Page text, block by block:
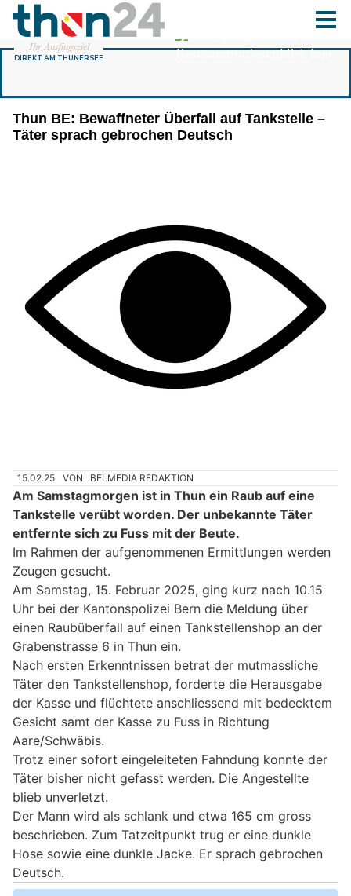
Thun BE: Bewaffneter Überfall auf Tankstelle –
Täter sprach gebrochen Deutsch
15.02.25 VON BELMEDIA REDAKTION
Am Samstagmorgen ist in Thun ein Raub auf eine
Tankstelle verübt worden. Der unbekannte Täter
entfernte sich zu Fuss mit der Beute.
Im Rahmen der aufgenommenen Ermittlungen werden
Zeugen gesucht.
Am Samstag, 15. Februar 2025, ging kurz nach 10.15
Uhr bei der Kantonspolizei Bern die Meldung über
einen Raubüberfall auf einen Tankstellenshop an der
Grabenstrasse 6 in Thun ein.
Nach ersten Erkenntnissen betrat der mutmassliche
Täter den Tankstellenshop, forderte die Herausgabe
der Kasse und flüchtete anschliessend mit bedecktem
Gesicht samt der Kasse zu Fuss in Richtung
Aare/Schwäbis.
Trotz einer sofort eingeleiteten Fahndung konnte der
Täter bisher nicht gefasst werden. Die Angestellte
blieb unverletzt.
Der Mann wird als schlank und etwa 165 cm gross
beschrieben. Zum Tatzeitpunkt trug er eine dunkle
Hose sowie eine dunkle Jacke. Er sprach gebrochen
Deutsch.